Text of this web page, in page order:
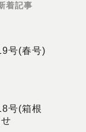
着記事
号(春号)
号(箱根